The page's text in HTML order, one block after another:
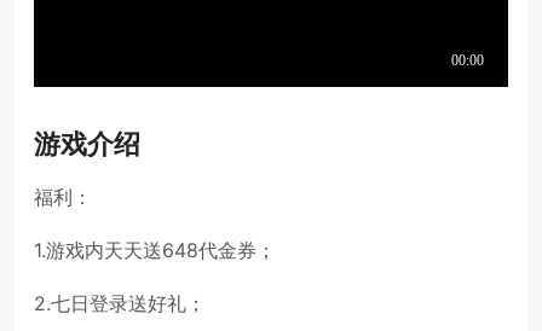
游戏介绍
福利：
1.游戏内天天送648代金券；
2.七日登录送好礼；